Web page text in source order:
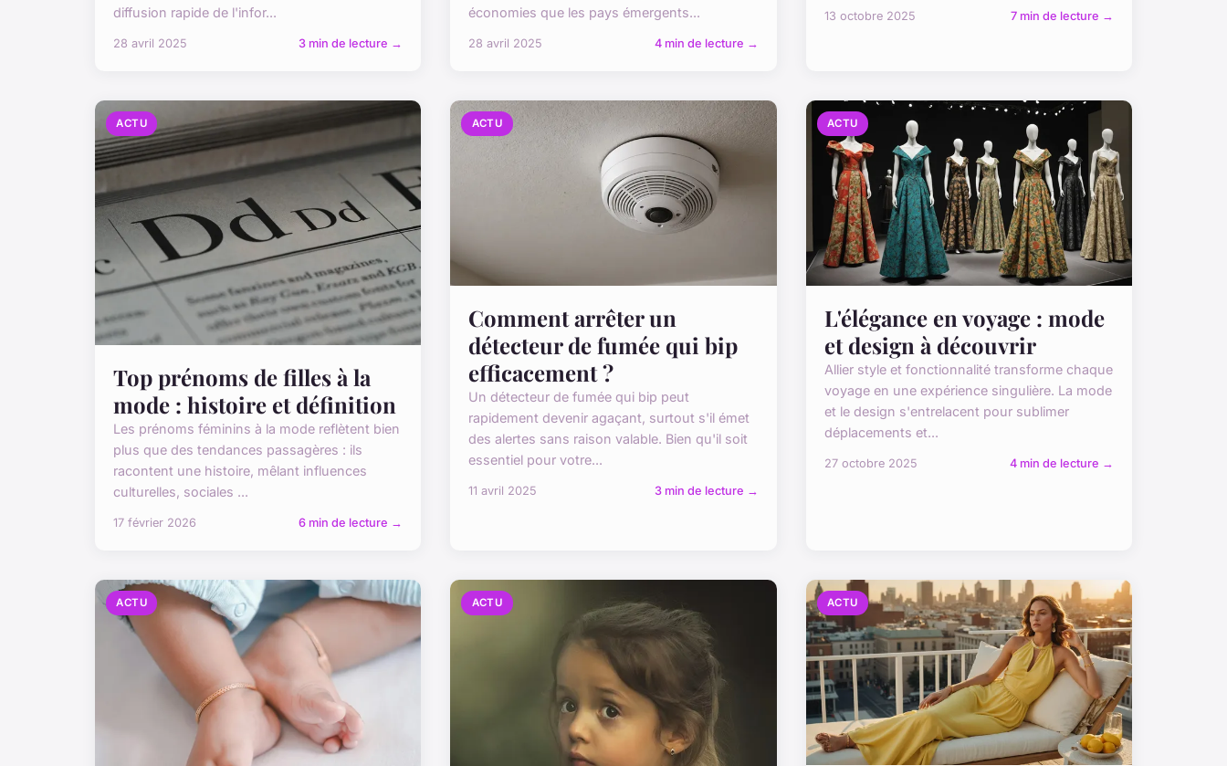
diffusion rapide de l'infor...
28 avril 2025 3 min de lecture →
économies que les pays émergents...
28 avril 2025 4 min de lecture →
13 octobre 2025 7 min de lecture →
ACTU
Top prénoms de filles à la
mode : histoire et définition
Les prénoms féminins à la mode reflètent bien
plus que des tendances passagères : ils
racontent une histoire, mêlant influences
culturelles, sociales ...
17 février 2026 6 min de lecture →
ACTU
Comment arrêter un
détecteur de fumée qui bip
efficacement ?
Un détecteur de fumée qui bip peut
rapidement devenir agaçant, surtout s'il émet
des alertes sans raison valable. Bien qu'il soit
essentiel pour votre...
11 avril 2025 3 min de lecture →
ACTU
L'élégance en voyage : mode
et design à découvrir
Allier style et fonctionnalité transforme chaque
voyage en une expérience singulière. La mode
et le design s'entrelacent pour sublimer
déplacements et...
27 octobre 2025 4 min de lecture →
ACTU ACTU ACTU